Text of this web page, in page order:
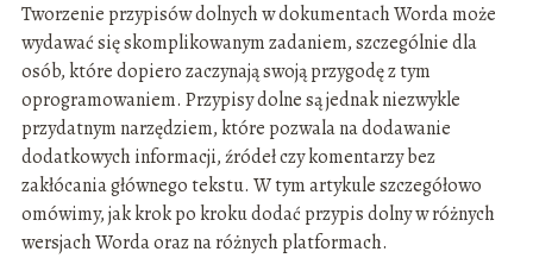
Tworzenie przypisów dolnych w dokumentach Worda może
wydawać się skomplikowanym zadaniem, szczególnie dla
osób, które dopiero zaczynają swoją przygodę z tym
oprogramowaniem. Przypisy dolne są jednak niezwykle
przydatnym narzędziem, które pozwala na dodawanie
dodatkowych informacji, źródeł czy komentarzy bez
zakłócania głównego tekstu. W tym artykule szczegółowo
omówimy, jak krok po kroku dodać przypis dolny w różnych
wersjach Worda oraz na różnych platformach.